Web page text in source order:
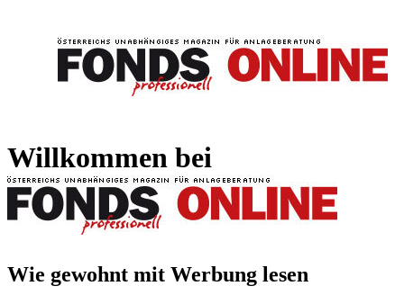
Willkommen bei
Wie gewohnt mit Werbung lesen